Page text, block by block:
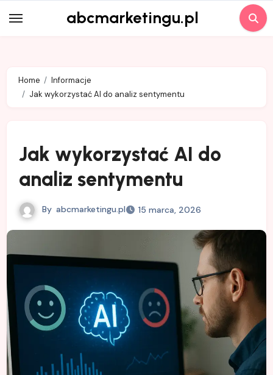
to
abcmarketingu.pl
Home
Informacje
Jak wykorzystać AI do analiz sentymentu
Jak wykorzystać AI do
analiz sentymentu
By abcmarketingu.pl 15 marca, 2026